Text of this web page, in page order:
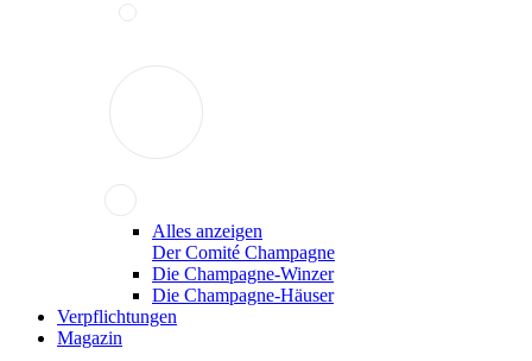
Alles anzeigen
Der Comité Champagne
Die Champagne-Winzer
Die Champagne-Häuser
Verpflichtungen
Magazin